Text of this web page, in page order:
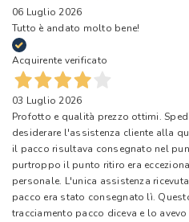
06 Luglio 2026
Tutto è andato molto bene!
Acquirente verificato
03 Luglio 2026
Profotto e qualità prezzo ottimi.
desiderare l'assistenza cliente alla
il pacco risultava consegnato nel
purtroppo il punto ritiro era
personale. L'unica assistenza
pacco era stato consegnato lì.
tracciamento pacco diceva e lo